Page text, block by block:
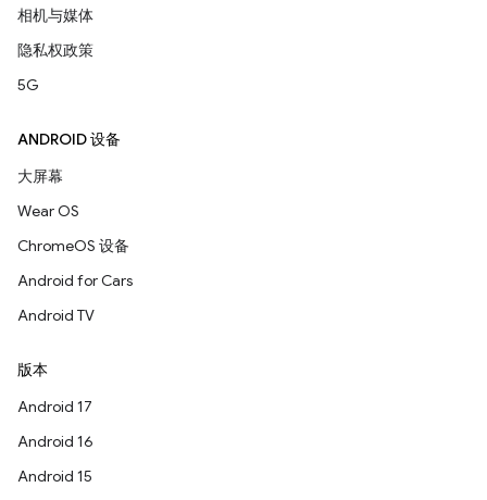
相机与媒体
隐私权政策
5G
ANDROID 设备
大屏幕
Wear OS
ChromeOS 设备
Android for Cars
Android TV
版本
Android 17
Android 16
Android 15